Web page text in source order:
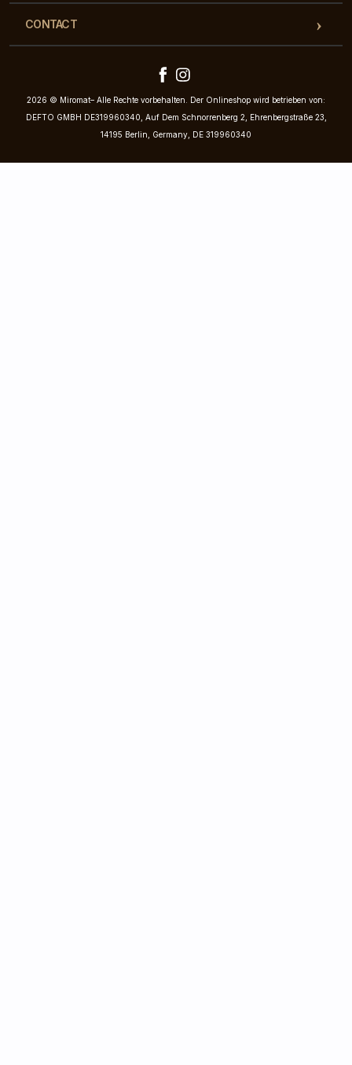
CONTACT
2026 © Miromat– Alle Rechte vorbehalten. Der Onlineshop wird betrieben von:
DEFTO GMBH DE319960340, Auf Dem Schnorrenberg 2, Ehrenbergstraße 23,
14195 Berlin, Germany, DE 319960340